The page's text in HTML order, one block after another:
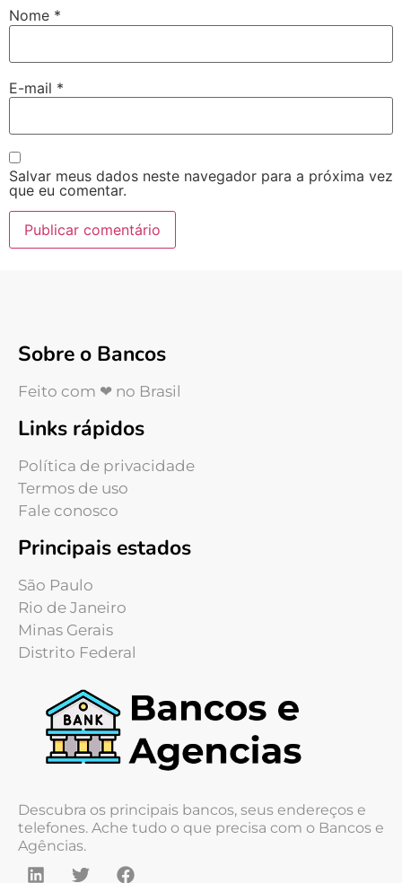
Nome *
E-mail *
Salvar meus dados neste navegador para a próxima vez
que eu comentar.
Sobre o Bancos
Feito com ❤ no Brasil
Links rápidos
Política de privacidade
Termos de uso
Fale conosco
Principais estados
São Paulo
Rio de Janeiro
Minas Gerais
Distrito Federal
Descubra os principais bancos, seus endereços e
telefones. Ache tudo o que precisa com o Bancos e
Agências.